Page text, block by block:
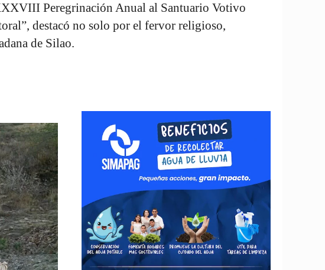
Peregrinación Anual al Santuario Votivo
destacó no solo por el fervor religioso,
de Silao.